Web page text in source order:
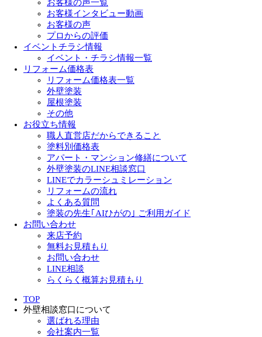
お客様の声一覧
お客様インタビュー動画
お客様の声
プロからの評価
イベントチラシ情報
イベント・チラシ情報一覧
リフォーム価格表
リフォーム価格表一覧
外壁塗装
屋根塗装
その他
お役立ち情報
職人直営店だからできること
塗料別価格表
アパート・マンション修繕について
外壁塗装のLINE相談窓口
LINEでカラーシュミレーション
リフォームの流れ
よくある質問
塗装の先生｢AIひがの｣ ご利用ガイド
お問い合わせ
来店予約
無料お見積もり
お問い合わせ
LINE相談
らくらく概算お見積もり
TOP
外壁相談窓口について
選ばれる理由
会社案内一覧